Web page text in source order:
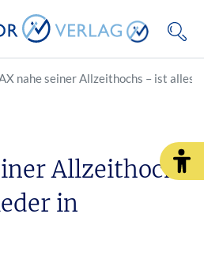
nahe seiner Allzeithochs – ist alles
Allzeithochs
in